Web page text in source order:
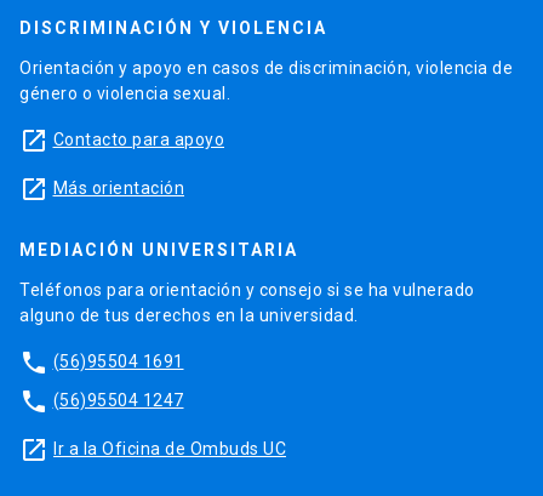
DISCRIMINACIÓN Y VIOLENCIA
Orientación y apoyo en casos de discriminación, violencia de
género o violencia sexual.
launch Contacto para apoyo
launch Más orientación
MEDIACIÓN UNIVERSITARIA
Teléfonos para orientación y consejo si se ha vulnerado
alguno de tus derechos en la universidad.
phone (56)95504 1691
phone (56)95504 1247
launch Ir a la Oficina de Ombuds UC